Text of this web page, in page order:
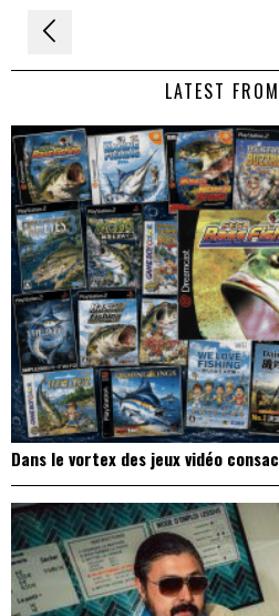
Navigation
de LATEST
Dans le vortex des jeux vidéo